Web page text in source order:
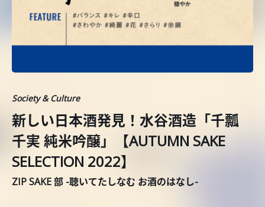
Society & Culture
新しい日本酒発見！水谷酒造「千瓢
千実 純米吟醸」【AUTUMN SAKE
SELECTION 2022】
ZIP SAKE 部 -聴いてたしなむ お酒のはなし-